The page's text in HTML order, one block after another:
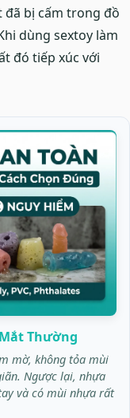
bị cấm trong đồ
dùng sextoy làm
đó tiếp xúc với
Thường
mờ, không tỏa mùi
Ngược lại, nhựa
và có mùi nhựa rất